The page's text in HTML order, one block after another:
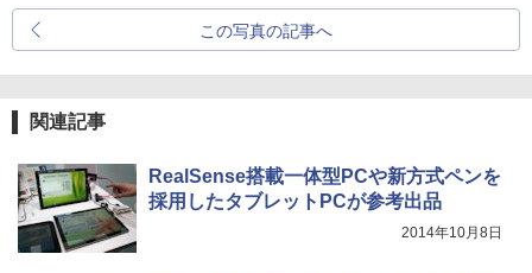
この写真の記事へ
関連記事
RealSense搭載一体型PCや新方式ペンを
採用したタブレットPCが参考出品
2014年10月8日